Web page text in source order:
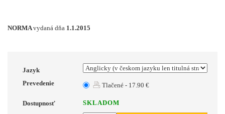
NORMAvydaná dňa 1.1.2015
Jazyk
Prevedenie
Tlačené - 17.90 €
Dostupnosť SKLADOM